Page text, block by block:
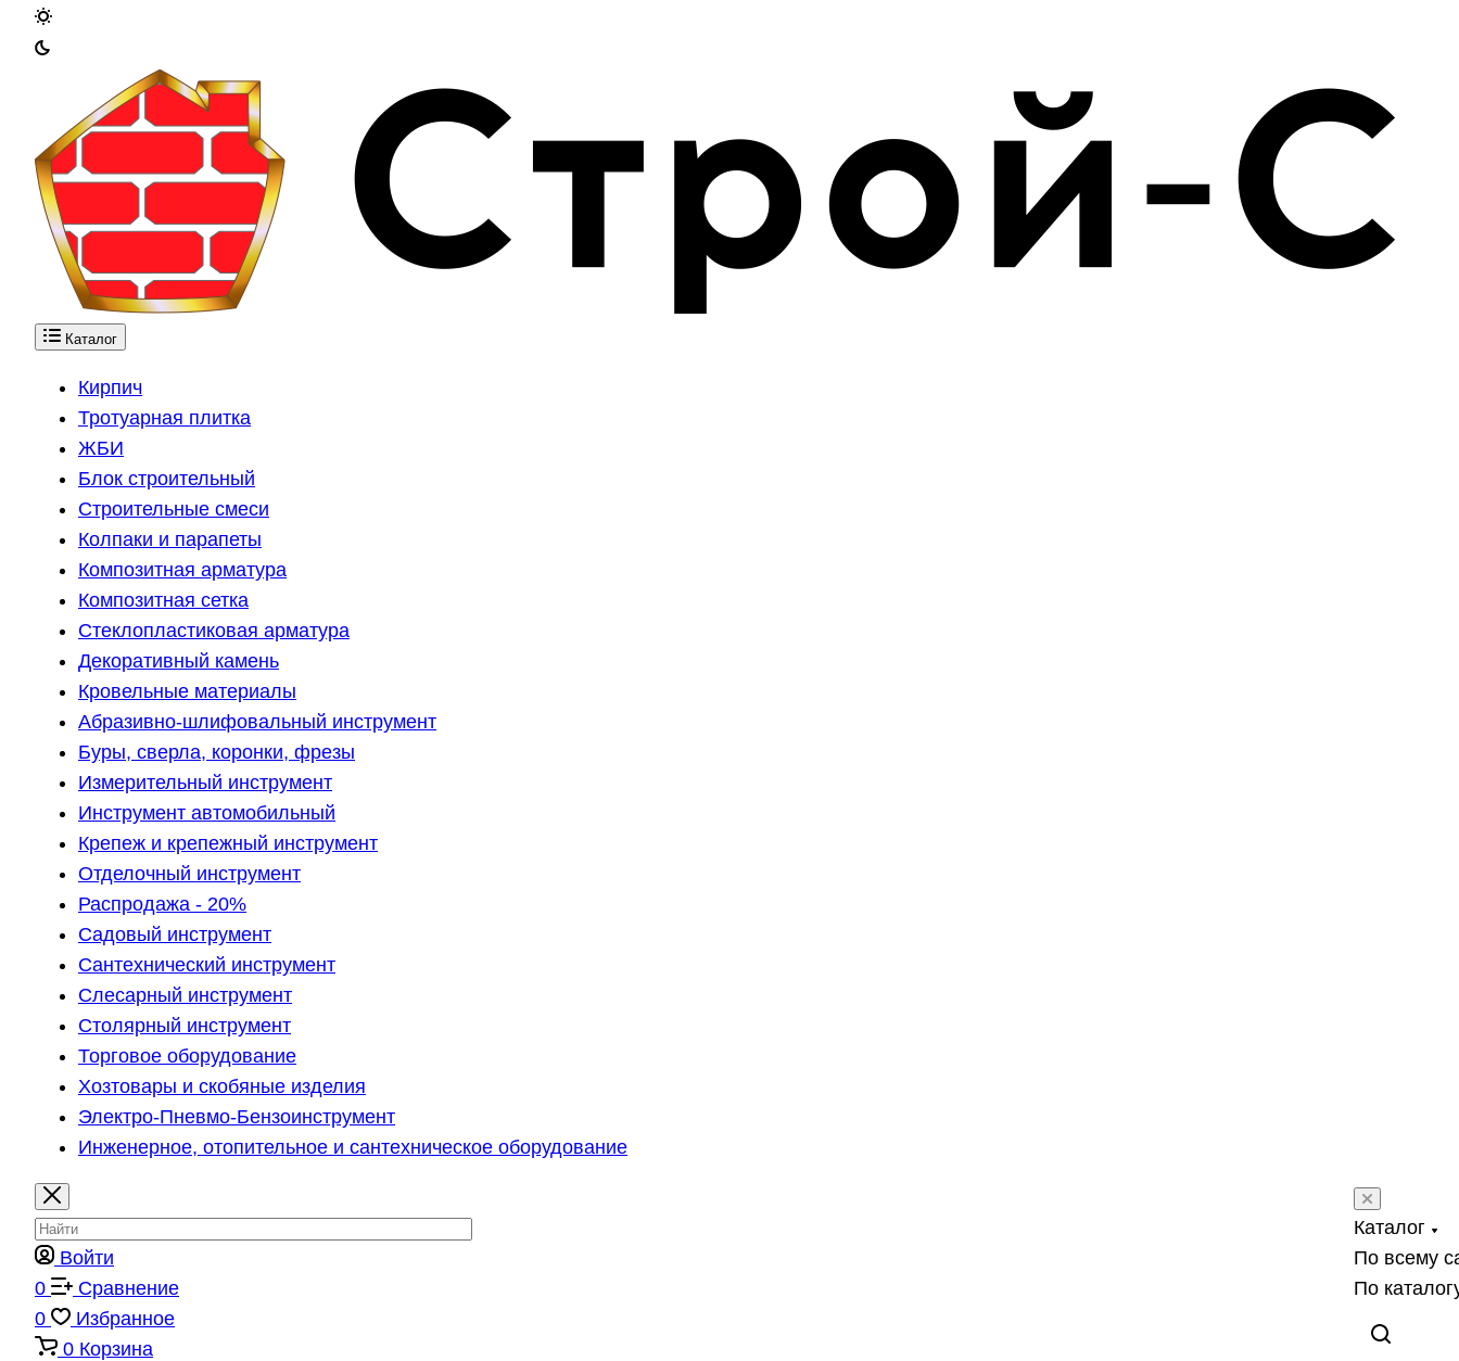
Каталог
Кирпич
Тротуарная плитка
ЖБИ
Блок строительный
Строительные смеси
Колпаки и парапеты
Композитная арматура
Композитная сетка
Стеклопластиковая арматура
Декоративный камень
Кровельные материалы
Абразивно-шлифовальный инструмент
Буры, сверла, коронки, фрезы
Измерительный инструмент
Инструмент автомобильный
Крепеж и крепежный инструмент
Отделочный инструмент
Распродажа - 20%
Садовый инструмент
Сантехнический инструмент
Слесарный инструмент
Столярный инструмент
Торговое оборудование
Хозтовары и скобяные изделия
Электро-Пневмо-Бензоинструмент
Инженерное, отопительное и сантехническое оборудование
Каталог
По всему
По
Войти
0
Сравнение
0
Избранное
0 Корзина